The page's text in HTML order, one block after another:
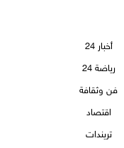
أخبار 24
رياضة 24
فن وثقافة
اقتصاد
تريندات